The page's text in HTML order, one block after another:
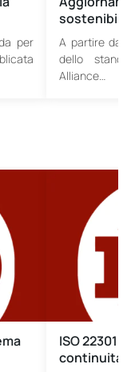
per
A partire dal
dello
Alliance…
ISO 22301
continuità